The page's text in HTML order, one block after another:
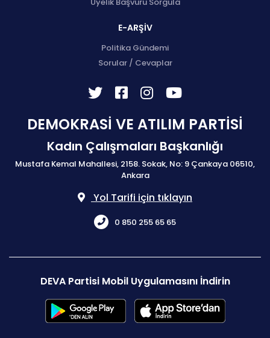
E-ARŞİV
Politika Gündemi
Sorular / Cevaplar
DEMOKRASİ VE ATILIM PARTİSİ
Kadın Çalışmaları Başkanlığı
Mustafa Kemal Mahallesi, 2158. Sokak, No: 9 Çankaya 06510,
Ankara
Yol Tarifi için tıklayın
0 850 255 65 65
DEVA Partisi Mobil Uygulamasını İndirin